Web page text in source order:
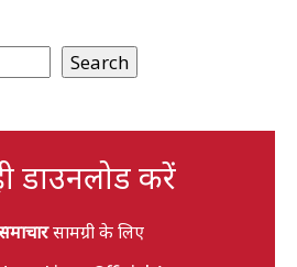
Search
डाउनलोड करें
सामग्री के लिए